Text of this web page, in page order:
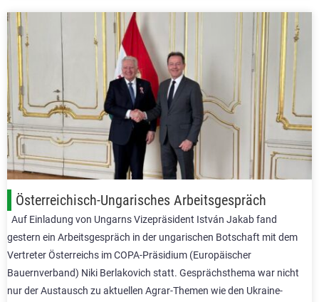
Österreichisch-Ungarisches Arbeitsgespräch
Auf Einladung von Ungarns Vizepräsident István Jakab fand
gestern ein Arbeitsgespräch in der ungarischen Botschaft mit dem
Vertreter Österreichs im COPA-Präsidium (Europäischer
Bauernverband) Niki Berlakovich statt. Gesprächsthema war nicht
nur der Austausch zu aktuellen Agrar-Themen wie den Ukraine-